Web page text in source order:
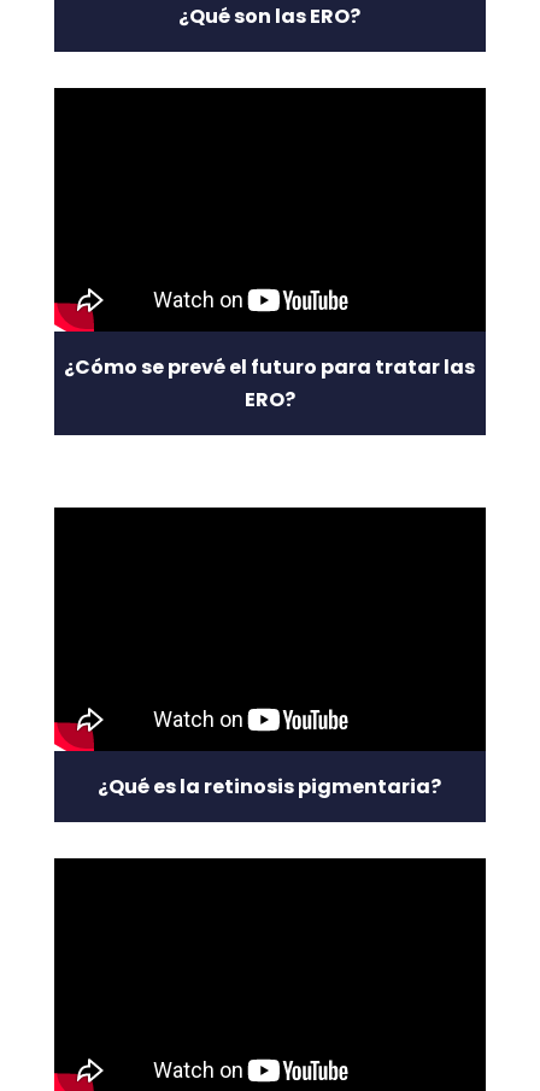
¿Qué son las ERO?
¿Cómo se prevé el futuro para tratar las
ERO?
¿Qué es la retinosis pigmentaria?